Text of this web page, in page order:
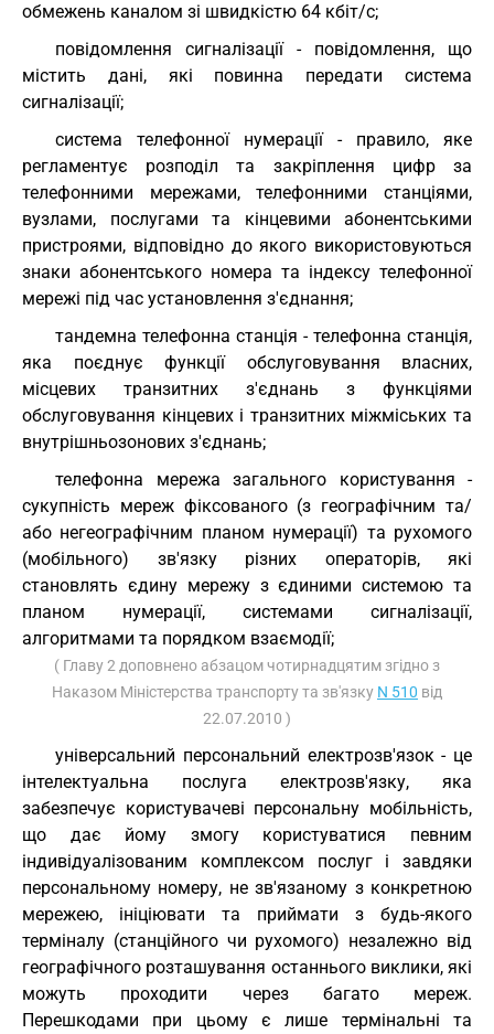
обмежень каналом зі швидкістю 64 кбіт/с;
повідомлення сигналізації - повідомлення, що
містить дані, які повинна передати система
сигналізації;
система телефонної нумерації - правило, яке
регламентує розподіл та закріплення цифр за
телефонними мережами, телефонними станціями,
вузлами, послугами та кінцевими абонентськими
пристроями, відповідно до якого використовуються
знаки абонентського номера та індексу телефонної
мережі під час установлення з'єднання;
тандемна телефонна станція - телефонна станція,
яка поєднує функції обслуговування власних,
місцевих транзитних з'єднань з функціями
обслуговування кінцевих і транзитних міжміських та
внутрішньозонових з'єднань;
телефонна мережа загального користування -
сукупність мереж фіксованого (з географічним та/
або негеографічним планом нумерації) та рухомого
(мобільного) зв'язку різних операторів, які
становлять єдину мережу з єдиними системою та
планом нумерації, системами сигналізації,
алгоритмами та порядком взаємодії;
( Главу 2 доповнено абзацом чотирнадцятим згідно з
Наказом Міністерства транспорту та зв'язку N 510 від
22.07.2010 )
універсальний персональний електрозв'язок - це
інтелектуальна послуга електрозв'язку, яка
забезпечує користувачеві персональну мобільність,
що дає йому змогу користуватися певним
індивідуалізованим комплексом послуг і завдяки
персональному номеру, не зв'язаному з конкретною
мережею, ініціювати та приймати з будь-якого
терміналу (станційного чи рухомого) незалежно від
географічного розташування останнього виклики, які
можуть проходити через багато мереж.
Перешкодами при цьому є лише термінальні та